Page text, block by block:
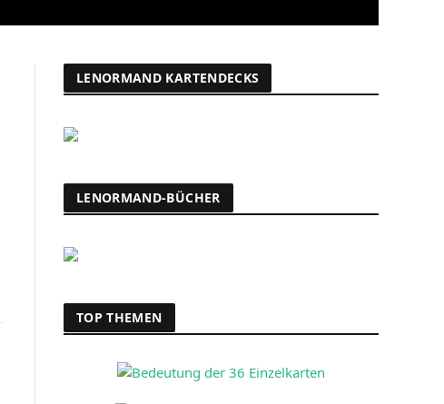
LENORMAND KARTENDECKS
LENORMAND-BÜCHER
TOP THEMEN